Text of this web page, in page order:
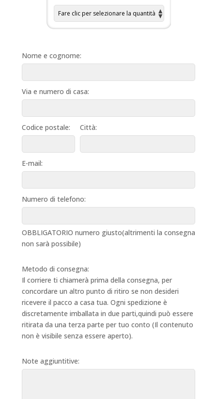
Nome e cognome:
Via e numero di casa:
Codice postale: Città:
E-mail:
Numero di telefono:
OBBLIGATORIO numero giusto(altrimenti la consegna
non sarà possibile)
Metodo di consegna:
Il corriere ti chiamerà prima della consegna, per
concordare un altro punto di ritiro se non desideri
ricevere il pacco a casa tua. Ogni spedizione è
discretamente imballata in due parti,quindi può essere
ritirata da una terza parte per tuo conto (Il contenuto
non è visibile senza essere aperto).
Note aggiuntitive: